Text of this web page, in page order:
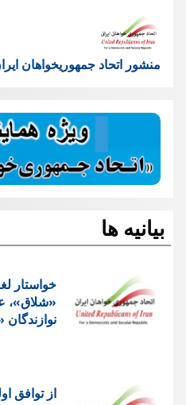
منشور اتحاد جمهوریخواهان
بیانیه ها
خواستار
«شلاق»،
از توافق